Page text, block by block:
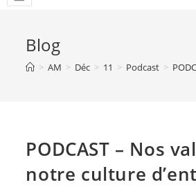
Blog
> AM > Déc > 11 > Podcast >
PODCAST – Nos
notre culture